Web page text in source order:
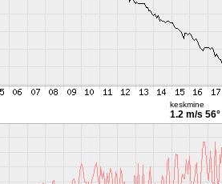
keskmine
1.2 m/s 56°